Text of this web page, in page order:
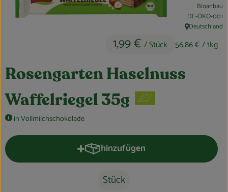
Obst & Gemüse
Vorratskammer
Getränke
Kosmetik
Haus, Garten & Co.
Rosengarten Haselnuss
Waffelriegel 35g
in Vollmilchschokolade
1,99 € / Stück 56,86 €/ 1kg
Bioanbau
, Kontrollstelle:
DE-ÖKO-001
, Herkunft:
Deutschland
hinzufügen
Produkt zum Warenkorb
Stück